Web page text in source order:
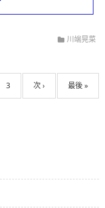
川端晃菜
3 次 › 最後 »